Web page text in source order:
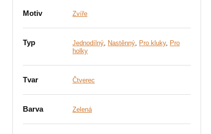
Motiv Zvíře
Typ Jednodílný, Nastěnný, Pro kluky, Pro
holky
Tvar Čtverec
Barva Zelená